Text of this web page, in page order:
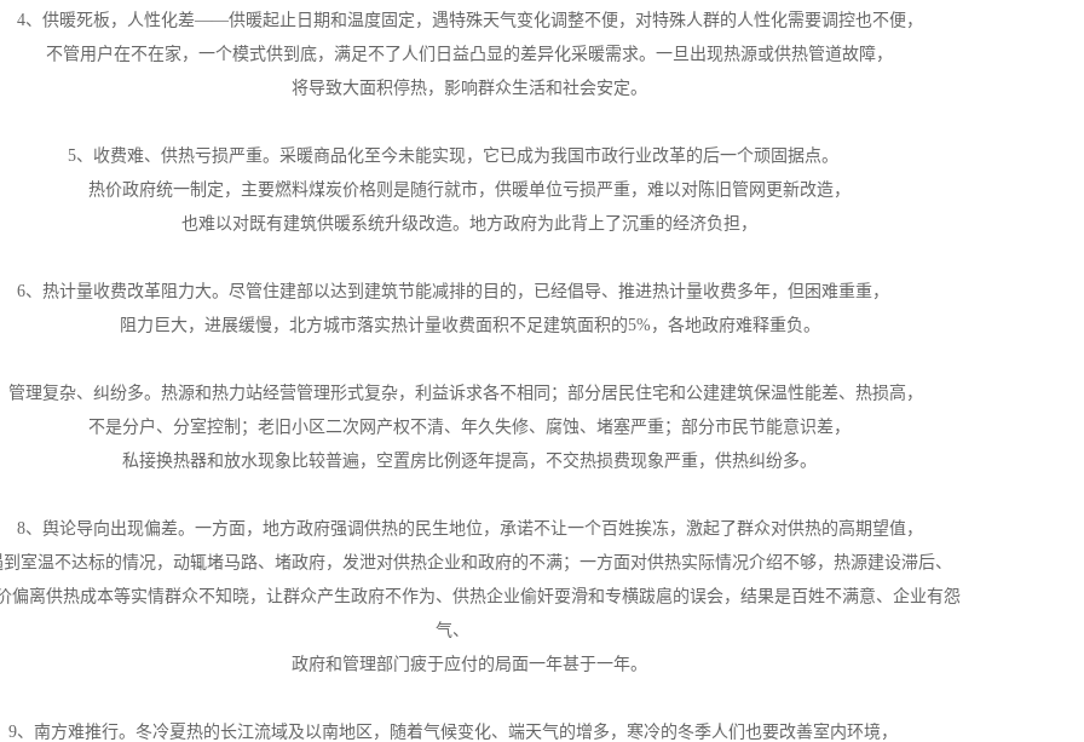
4、供暖死板，人性化差——供暖起止日期和温度固定，遇特殊天气变化调整不便，对特殊人群的人性化需要调控也不便，
不管用户在不在家，一个模式供到底，满足不了人们日益凸显的差异化采暖需求。一旦出现热源或供热管道故障，
将导致大面积停热，影响群众生活和社会安定。
5、收费难、供热亏损严重。采暖商品化至今未能实现，它已成为我国市政行业改革的后一个顽固据点。
热价政府统一制定， 主要燃料煤炭价格则是随行就市，供暖单位亏损严重，难以对陈旧管网更新改造，
也难以对既有建筑供暖系统升级改造。 地方政府为此背上了沉重的经济负担，
6、热计量收费改革阻力大。尽管住建部以达到建筑节能减排的目的，已经倡导、推进热计量收费多年，但困难重重，
阻力巨大，进展缓慢，北方城市落实热计量收费面积不足建筑面积的5%，各地政府难释重负。
管理复杂、纠纷多。热源和热力站经营管理形式复杂，利益诉求各不相同；部分居民住宅和公建建筑保温性能差、热损高，
不是分户、分室控制； 老旧小区二次网产权不清、年久失修、腐蚀、堵塞严重；部分市民节能意识差，
私接换热器和放水现象比较普遍， 空置房比例逐年提高，不交热损费现象严重，供热纠纷多。
8、舆论导向出现偏差。一方面，地方政府强调供热的民生地位，承诺不让一个百姓挨冻，激起了群众对供热的高期望值，
到室温不达标的情况，动辄堵马路、堵政府，发泄对供热企业和政府的不满；一方面对供热实际情况介绍不够，热源建设滞后、
偏离供热成本等实情群众不知晓，让群众产生政府不作为、供热企业偷奸耍滑和专横跋扈的误会，结果是百姓不满意、企业有怨
气、
政府和管理部门疲于应付的局面一年甚于一年。
9、南方难推行。冬冷夏热的长江流域及以南地区，随着气候变化、端天气的增多，寒冷的冬季人们也要改善室内环境，